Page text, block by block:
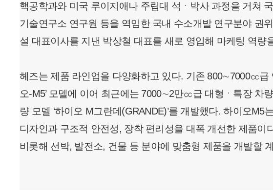
핵공학과와 미국 루이지애나 주립대 석ㆍ박사 과정을 거쳐
기술연구소 연구원 등을 역임한 국내 수소개발 연구분야 권
설 대표이사를 지낸 박상철 대표를 새로 영입해 마케팅 역량
헤즈는 제품 라인업을 다양화하고 있다. 기존 800∼7000㏄급
오-M5’ 모델에 이어 최근에는 7000∼2만㏄급 대형ㆍ특장 차
량 모델 ‘하이오 M그란데(GRANDE)’를 개발했다. 하이오M5
디자인과 구조적 안전성, 장착 편리성을 대폭 개선한 제품이
비롯해 선박, 발전소, 건물 등 분야에 맞춤형 제품을 개발할